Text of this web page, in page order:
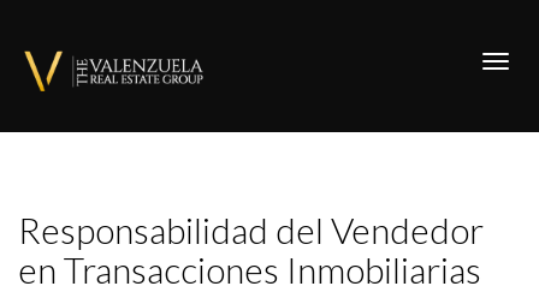
Responsabilidad del Vendedor
en Transacciones Inmobiliarias